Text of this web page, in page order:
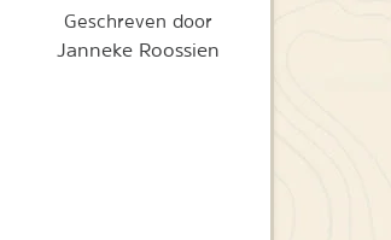
Geschreven door
Janneke Roossien